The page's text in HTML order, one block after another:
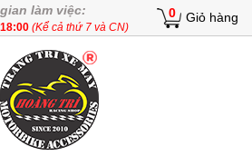
làm việc:
(Kể cả thứ 7 và CN)
0 Giỏ hàng